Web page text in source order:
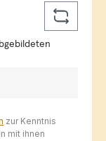
zur Kenntnis
mit ihnen